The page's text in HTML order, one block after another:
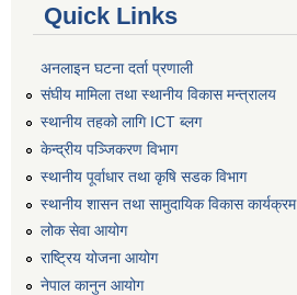
Quick Links
अनलाइन घटना दर्ता प्रणाली
संघीय मामिला तथा स्थानीय विकास मन्त्रालय
स्थानीय तहको लागि ICT ब्लग
केन्द्रीय पञ्जिकरण विभाग
स्थानीय पूर्वाधार तथा कृषि सडक विभाग
स्थानीय शासन तथा सामुदायिक विकास कार्यक्रम
लोक सेवा आयोग
राष्ट्रिय योजना आयोग
नेपाल कानुन आयोग